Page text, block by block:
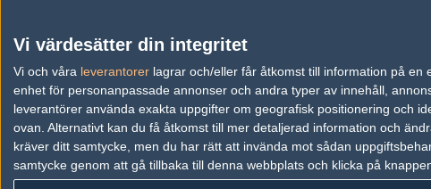
Vi värdesätter din integritet
Vi och våra leverantorer lagrar och/eller får åtkomst till information på
enhet för personanpassade annonser och andra typer av innehåll,
leverantörer använda exakta uppgifter om geografisk positionering och
ovan. Alternativt kan du få åtkomst till mer detaljerad information och
kräver ditt samtycke, men du har rätt att invända mot sådan
samtycke genom att gå tillbaka till denna webbplats och klicka på
tjänade miljoner
04/08 ALLA SEKTIONER
Media: jL klar för Vitality
– hoppar in för nyblivna
papporna
04/08 COUNTER-STRIKE
Information
Annonsering
Copyright och Privacy Policy
Användaravtal